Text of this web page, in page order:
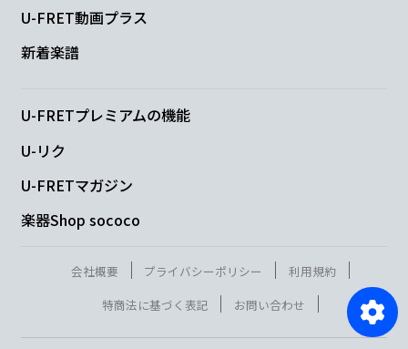
U-FRET動画プラス
新着楽譜
U-FRETプレミアムの機能
U-リク
U-FRETマガジン
楽器Shop sococo
会社概要 プライバシーポリシー
利用規約
特商法に基づく表記
お問い合わせ